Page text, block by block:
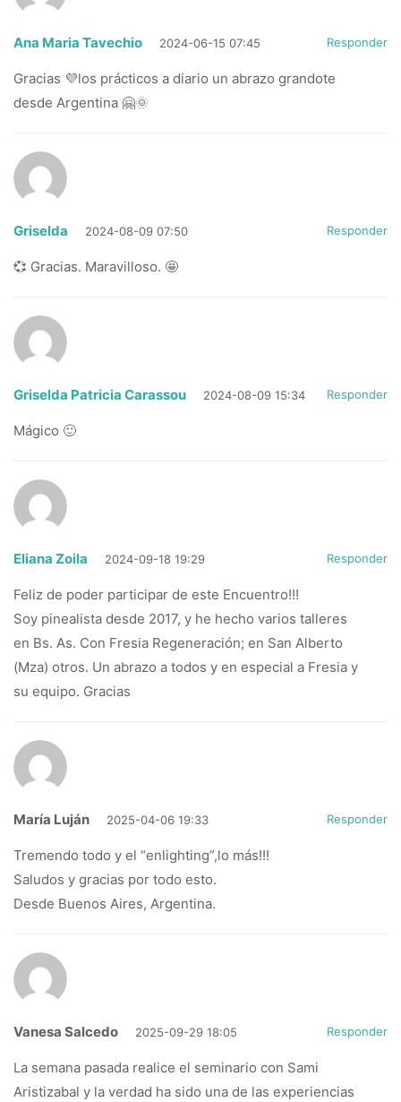
Ana Maria Tavechio 2024-06-15 07:45 Responder
Gracias 💜los prácticos a diario un abrazo grandote
desde Argentina 🤗🌞
Griselda 2024-08-09 07:50 Responder
💞 Gracias. Maravilloso. 🤩
Griselda Patricia Carassou 2024-08-09 15:34 Responder
Mágico 🙂
Eliana Zoila 2024-09-18 19:29 Responder
Feliz de poder participar de este Encuentro!!!
Soy pinealista desde 2017, y he hecho varios talleres
en Bs. As. Con Fresia Regeneración; en San Alberto
(Mza) otros. Un abrazo a todos y en especial a Fresia y
su equipo. Gracias
María Luján 2025-04-06 19:33 Responder
Tremendo todo y el “enlighting”,lo más!!!
Saludos y gracias por todo esto.
Desde Buenos Aires, Argentina.
Vanesa Salcedo 2025-09-29 18:05 Responder
La semana pasada realice el seminario con Sami
Aristizabal y la verdad ha sido una de las experiencias